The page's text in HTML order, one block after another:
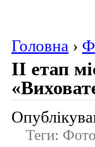
Головна ›
ІІ етап
Теги: